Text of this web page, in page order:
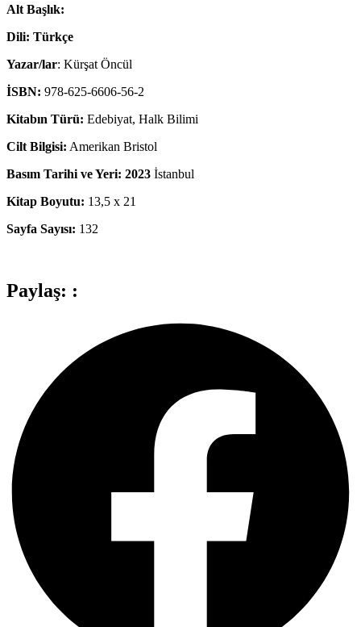
Alt Başlık:
Dili: Türkçe
Yazar/lar: Kürşat Öncül
İSBN: 978-625-6606-56-2
Kitabın Türü: Edebiyat, Halk Bilimi
Cilt Bilgisi: Amerikan Bristol
Basım Tarihi ve Yeri: 2023 İstanbul
Kitap Boyutu: 13,5 x 21
Sayfa Sayısı: 132
Paylaş: :